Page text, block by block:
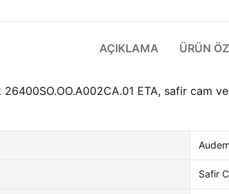
AÇIKLAMA ÜRÜN
ETA, safir cam
Safir